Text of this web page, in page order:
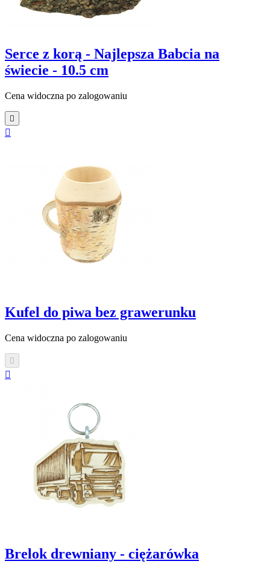
Serce z korą - Najlepsza Babcia na
świecie - 10.5 cm
Cena widoczna po zalogowaniu


Kufel do piwa bez grawerunku
Cena widoczna po zalogowaniu


Brelok drewniany - ciężarówka